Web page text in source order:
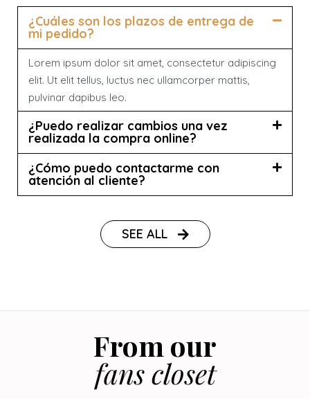
¿Cuáles son los plazos de entrega de
mi pedido?
Lorem ipsum dolor sit amet, consectetur adipiscing
elit. Ut elit tellus, luctus nec ullamcorper mattis,
pulvinar dapibus leo.
¿Puedo realizar cambios una vez
realizada la compra online?
¿Cómo puedo contactarme con
atención al cliente?
SEE ALL
From our
fans closet